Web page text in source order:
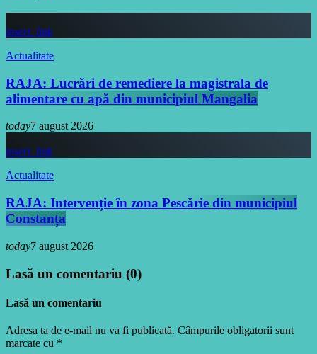
insert_link
Actualitate
RAJA: Lucrări de remediere la magistrala de
alimentare cu apă din municipiul Mangalia
today7 august 2026
insert_link
Actualitate
RAJA: Intervenție în zona Pescărie din municipiul
Constanța
today7 august 2026
Lasă un comentariu (0)
Lasă un comentariu
Adresa ta de e-mail nu va fi publicată. Câmpurile obligatorii sunt
marcate cu *